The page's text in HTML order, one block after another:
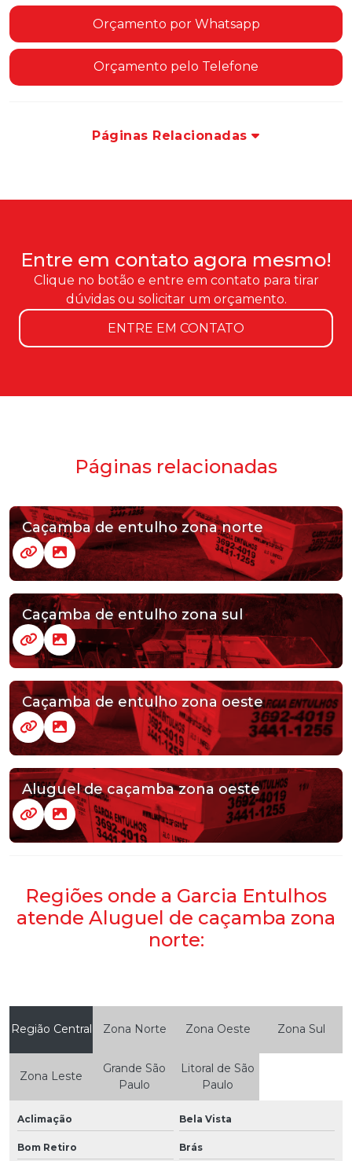
Orçamento por Whatsapp
Orçamento pelo Telefone
Páginas Relacionadas
Entre em contato agora mesmo!
Clique no botão e entre em contato para tirar
dúvidas ou solicitar um orçamento.
ENTRE EM CONTATO
Páginas relacionadas
Caçamba de entulho zona norte
Caçamba de entulho zona sul
Caçamba de entulho zona oeste
Aluguel de caçamba zona oeste
Regiões onde a Garcia Entulhos
atende Aluguel de caçamba zona
norte:
Região Central Zona Norte Zona Oeste Zona Sul
Zona Leste
Grande São
Paulo
Litoral de São
Paulo
Aclimação Bela Vista
Bom Retiro Brás